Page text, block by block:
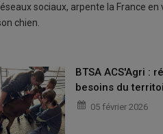
sociaux, arpente la France
chien.
BTSA ACS'Agri :
besoins du
05 février 2026